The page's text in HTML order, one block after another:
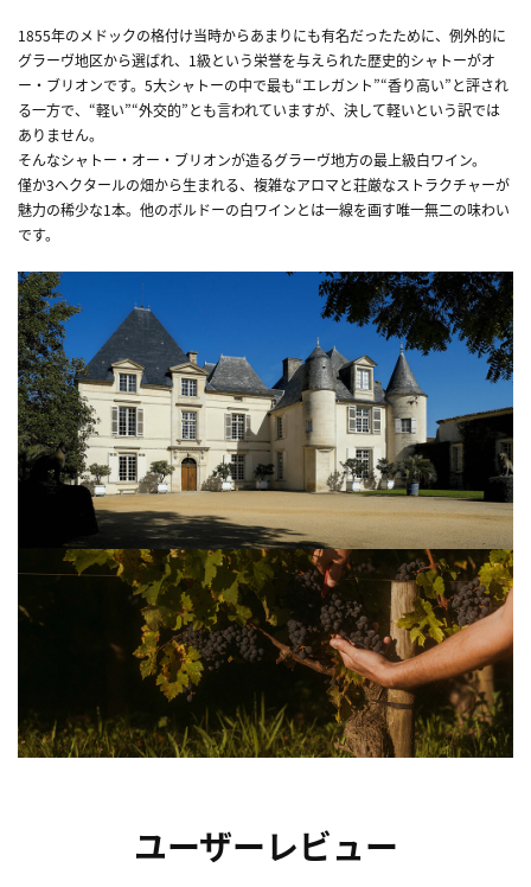
1855年のメドックの格付け当時からあまりにも有名だったために、例外的に
グラーヴ地区から選ばれ、1級という栄誉を与えられた歴史的シャトーがオ
ー・ブリオンです。5大シャトーの中で最も“エレガント”“香り高い”と評され
る一方で、“軽い”“外交的”とも言われていますが、決して軽いという訳では
ありません。
そんなシャトー・オー・ブリオンが造るグラーヴ地方の最上級白ワイン。
僅か3ヘクタールの畑から生まれる、複雑なアロマと荘厳なストラクチャーが
魅力の稀少な1本。他のボルドーの白ワインとは一線を画す唯一無二の味わい
です。
ユーザーレビュー